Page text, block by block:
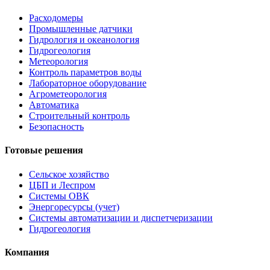
Расходомеры
Промышленные датчики
Гидрология и океанология
Гидрогеология
Метеорология
Контроль параметров воды
Лабораторное оборудование
Агрометеорология
Автоматика
Строительный контроль
Безопасность
Готовые решения
Сельское хозяйство
ЦБП и Леспром
Системы ОВК
Энергоресурсы (учет)
Системы автоматизации и диспетчеризации
Гидрогеология
Компания